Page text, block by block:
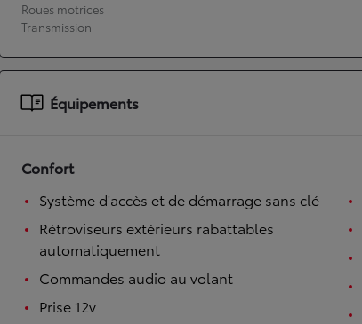
À partir de 19 700 €
Nouvelle Yaris Cross
HYBRIDE
Roues motrices
Transmission
Équipements
Confort
Système d'accès et de démarrage sans clé
Rétroviseurs extérieurs rabattables
automatiquement
Commandes audio au volant
Prise 12v